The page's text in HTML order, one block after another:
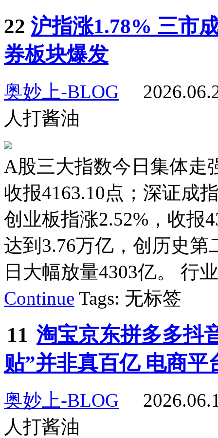
22 沪指涨1.78% 三市
券板块爆发
奥妙上-BLOG
人打酱油
A股三大指数今日集体走
收报4163.10点；深证成
创业板指涨2.52%，收报
达到3.76万亿，创历史
日大幅放量4303亿。 行
Continue Tags: 无标签
11 淘宝京东拼多多抖
贴”并非真百亿 电商
奥妙上-BLOG
人打酱油